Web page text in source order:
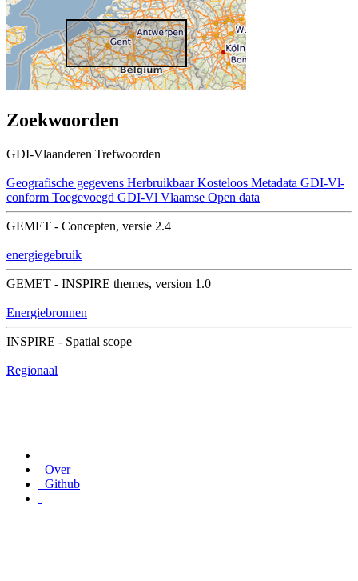
Zoekwoorden
GDI-Vlaanderen Trefwoorden
Geografische gegevens Herbruikbaar Kosteloos Metadata GDI-Vl-
conform Toegevoegd GDI-Vl Vlaamse Open data
GEMET - Concepten, versie 2.4
energiegebruik
GEMET - INSPIRE themes, version 1.0
Energiebronnen
INSPIRE - Spatial scope
Regionaal
Over
Github